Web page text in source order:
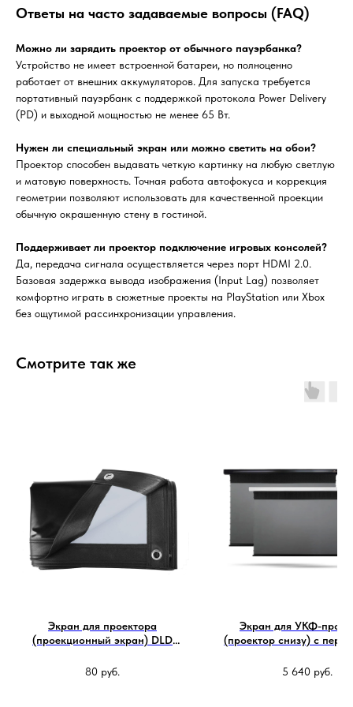
Ответы на часто задаваемые вопросы (FAQ)
Можно ли зарядить проектор от обычного пауэрбанка?
Устройство не имеет встроенной батареи, но полноценно
работает от внешних аккумуляторов. Для запуска требуется
портативный пауэрбанк с поддержкой протокола Power Delivery
(PD) и выходной мощностью не менее 65 Вт.
Нужен ли специальный экран или можно светить на обои?
Проектор способен выдавать четкую картинку на любую светлую
и матовую поверхность. Точная работа автофокуса и коррекция
геометрии позволяют использовать для качественной проекции
обычную окрашенную стену в гостиной.
Поддерживает ли проектор подключение игровых консолей?
Да, передача сигнала осуществляется через порт HDMI 2.0.
Базовая задержка вывода изображения (Input Lag) позволяет
комфортно играть в сюжетные проекты на PlayStation или Xbox
без ощутимой рассинхронизации управления.
Смотрите так же
Экран для проектора
(проекционный экран) DLD
80 руб.
Экран для УКФ-
(проектор снизу) с
(221x125 см) - DeepBlack
5 640 руб.